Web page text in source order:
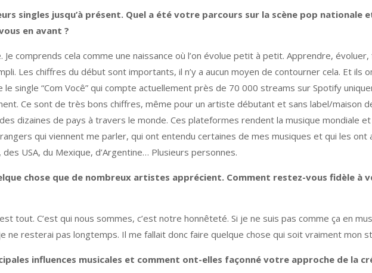
singles jusqu’à présent. Quel a été votre parcours sur la scène pop nationale
en avant ?
Je comprends cela comme une naissance où l’on évolue petit à petit. Apprendre,
Les chiffres du début sont importants, il n’y a aucun moyen de contourner cela. Et
le single “Com Você” qui compte actuellement près de 70 000 streams sur Spotify
Ce sont de très bons chiffres, même pour un artiste débutant et sans label/maison
dizaines de pays à travers le monde. Ces plateformes rendent la musique mondiale
qui viennent me parler, qui ont entendu certaines de mes musiques et qui les
USA, du Mexique, d’Argentine… Plusieurs personnes.
chose que de nombreux artistes apprécient. Comment restez-vous fidèle
tout. C’est qui nous sommes, c’est notre honnêteté. Si je ne suis pas comme ça en
ne resterai pas longtemps. Il me fallait donc faire quelque chose qui soit vraiment mon
influences musicales et comment ont-elles façonné votre approche de la